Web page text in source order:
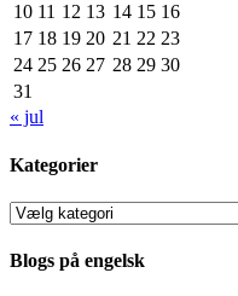
10 11 12 13 14 15 16
17 18 19 20 21 22 23
24 25 26 27 28 29 30
31
« jul
Kategorier
Kategorier
Blogs på engelsk